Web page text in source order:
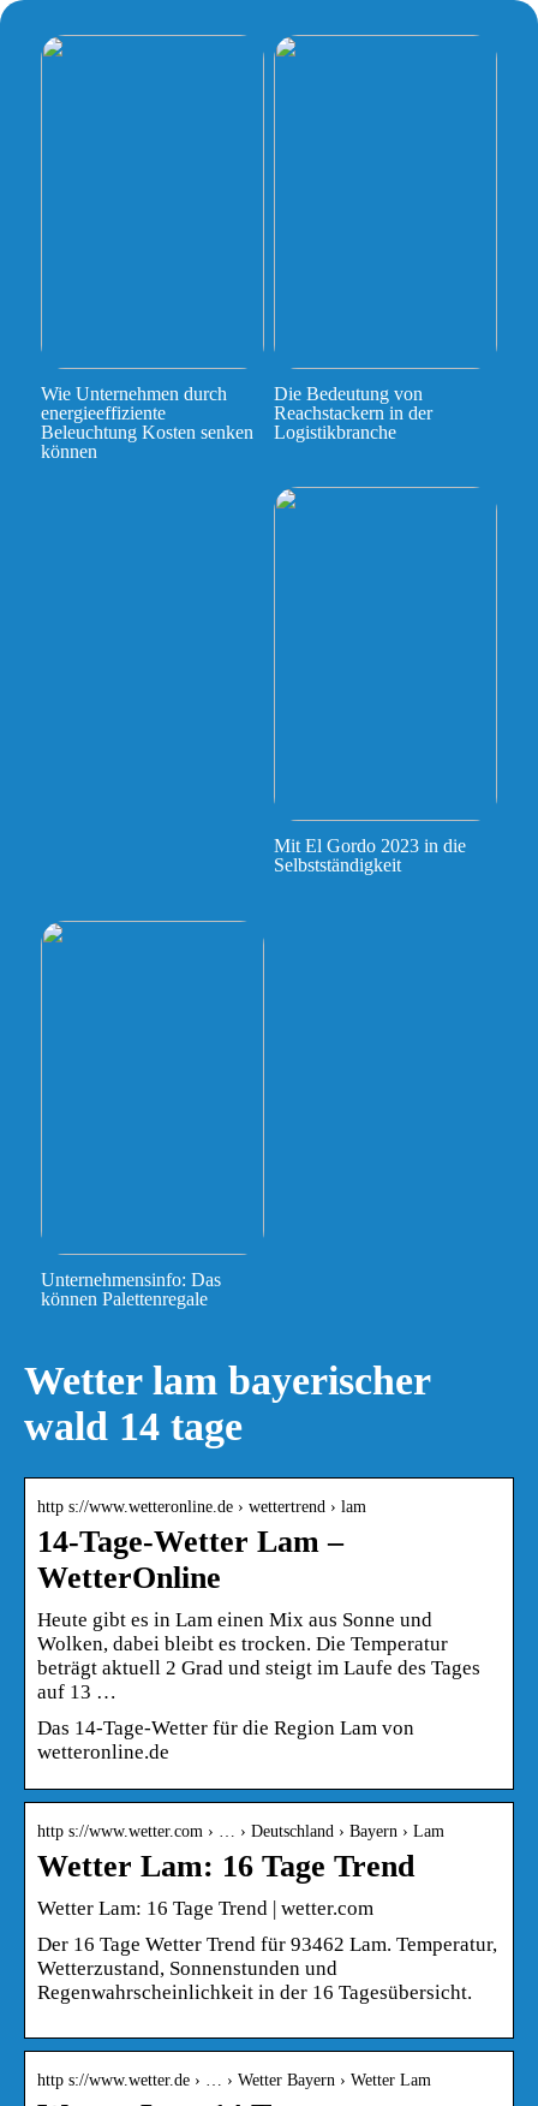
Wie Unternehmen durch
energieeffiziente
Beleuchtung Kosten senken
können
Die Bedeutung von
Reachstackern in der
Logistikbranche
Mit El Gordo 2023 in die
Selbstständigkeit
Unternehmensinfo: Das
können Palettenregale
Wetter lam bayerischer
wald 14 tage
http s://www.wetteronline.de › wettertrend › lam
14-Tage-Wetter Lam –
WetterOnline
Heute gibt es in Lam einen Mix aus Sonne und
Wolken, dabei bleibt es trocken. Die Temperatur
beträgt aktuell 2 Grad und steigt im Laufe des Tages
auf 13 …
Das 14-Tage-Wetter für die Region Lam von
wetteronline.de
http s://www.wetter.com › … › Deutschland › Bayern › Lam
Wetter Lam: 16 Tage Trend
Wetter Lam: 16 Tage Trend | wetter.com
Der 16 Tage Wetter Trend für 93462 Lam. Temperatur,
Wetterzustand, Sonnenstunden und
Regenwahrscheinlichkeit in der 16 Tagesübersicht.
http s://www.wetter.de › … › Wetter Bayern › Wetter Lam